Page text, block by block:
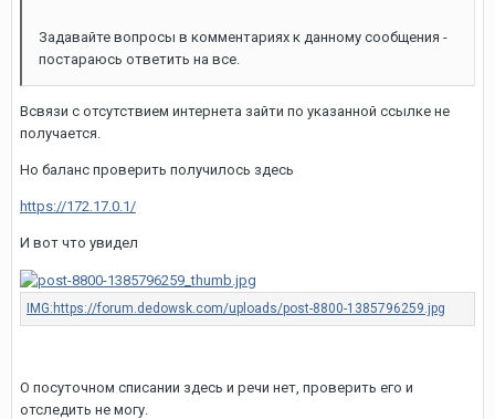
Задавайте вопросы в комментариях к данному сообщения -
постараюсь ответить на все.
Всвязи с отсутствием интернета зайти по указанной ссылке не
получается.
Но баланс проверить получилось здесь
https://172.17.0.1/
И вот что увидел
О посуточном списании здесь и речи нет, проверить его и
отследить не могу.